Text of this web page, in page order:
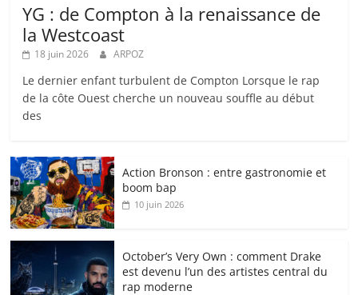
YG : de Compton à la renaissance de
la Westcoast
18 juin 2026 ARPOZ
Le dernier enfant turbulent de Compton Lorsque le rap
de la côte Ouest cherche un nouveau souffle au début
des
Action Bronson : entre gastronomie et
boom bap
10 juin 2026
October’s Very Own : comment Drake
est devenu l’un des artistes central du
rap moderne